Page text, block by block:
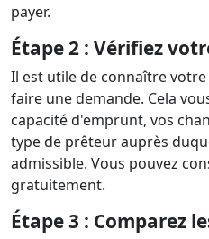
payer.
Étape 2 : Vérifiez
Il est utile de connaître
faire une demande. Cela
capacité d'emprunt, vos
type de prêteur auprès
admissible. Vous pouvez
gratuitement.
Étape 3 : Comparez